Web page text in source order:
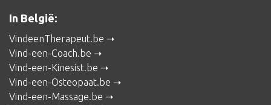
In België:
VindeenTherapeut.be
Vind-een-Coach.be
Vind-een-Kinesist.be
Vind-een-Osteopaat.be
Vind-een-Massage.be